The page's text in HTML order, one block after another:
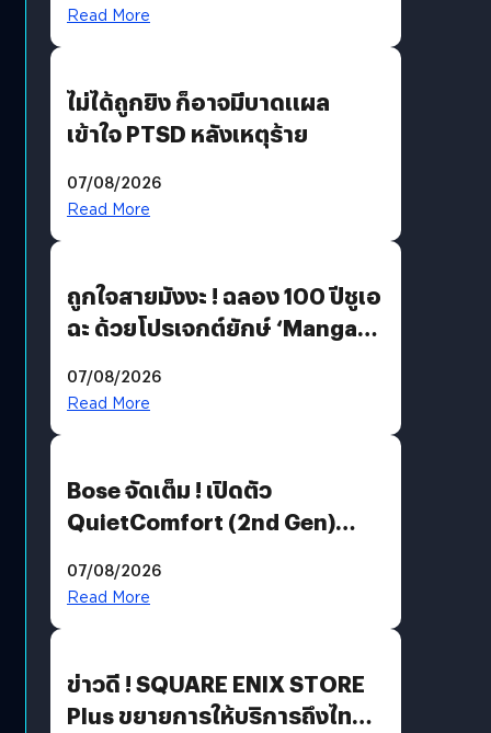
Read More
ไม่ได้ถูกยิง ก็อาจมีบาดแผล
เข้าใจ PTSD หลังเหตุร้าย
07/08/2026
Read More
ถูกใจสายมังงะ ! ฉลอง 100 ปีชูเอ
ฉะ ด้วยโปรเจกต์ยักษ์ ‘Manga
มีภาษาไทยด้วย
07/08/2026
Read More
Bose จัดเต็ม ! เปิดตัว
QuietComfort (2nd Gen)
07/08/2026
Read More
ข่าวดี ! SQUARE ENIX STORE
Plus ขยายการให้บริการถึงไทย